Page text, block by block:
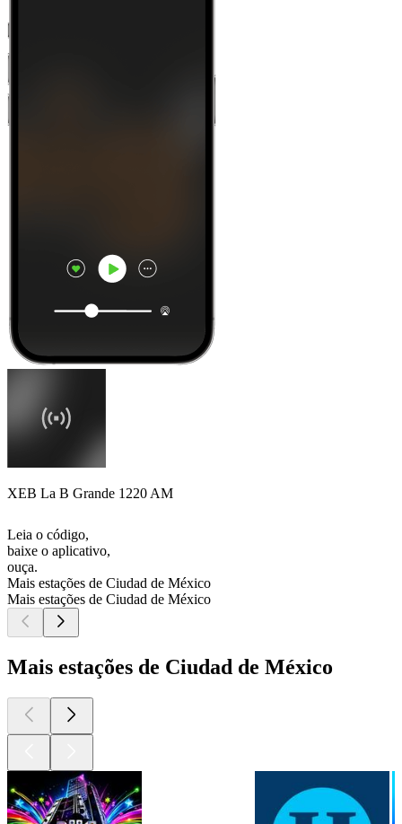
XEB La B Grande 1220 AM
Leia o código,
baixe o aplicativo,
ouça.
Mais estações de Ciudad de México
Mais estações de Ciudad de México
Mais estações de Ciudad de México